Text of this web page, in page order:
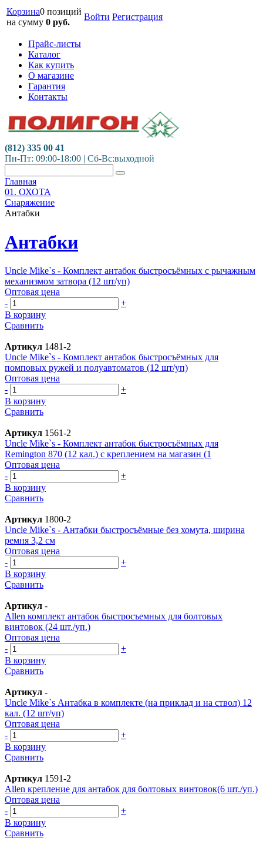
Корзина0 позиций
на сумму 0 руб.
Войти Регистрация
Прайс-листы
Каталог
Как купить
О магазине
Гарантия
Контакты
(812) 335 00 41
Пн-Пт: 09:00-18:00 | Сб-Вс:выходной
Главная
01. ОХОТА
Снаряжение
Антабки
Антабки
Uncle Mike`s - Комплект антабок быстросъёмных с рычажным
механизмом затвора (12 шт/уп)
Оптовая цена
-
+
В корзину
Сравнить
Артикул 1481-2
Uncle Mike`s - Комплект антабок быстросъёмных для
помповых ружей и полуавтоматов (12 шт/уп)
Оптовая цена
-
+
В корзину
Сравнить
Артикул 1561-2
Uncle Mike`s - Комплект антабок быстросъёмных для
Remington 870 (12 кал.) с креплением на магазин (1
Оптовая цена
-
+
В корзину
Сравнить
Артикул 1800-2
Uncle Mike`s - Антабки быстросъёмные без хомута, ширина
ремня 3,2 см
Оптовая цена
-
+
В корзину
Сравнить
Артикул -
Allen комплект антабок быстросъемных для болтовых
винтовок (24 шт./уп.)
Оптовая цена
-
+
В корзину
Сравнить
Артикул -
Uncle Mike`s Антабка в комплекте (на приклад и на ствол) 12
кал. (12 шт/уп)
Оптовая цена
-
+
В корзину
Сравнить
Артикул 1591-2
Allen крепление для антабок для болтовых винтовок(6 шт./уп.)
Оптовая цена
-
+
В корзину
Сравнить